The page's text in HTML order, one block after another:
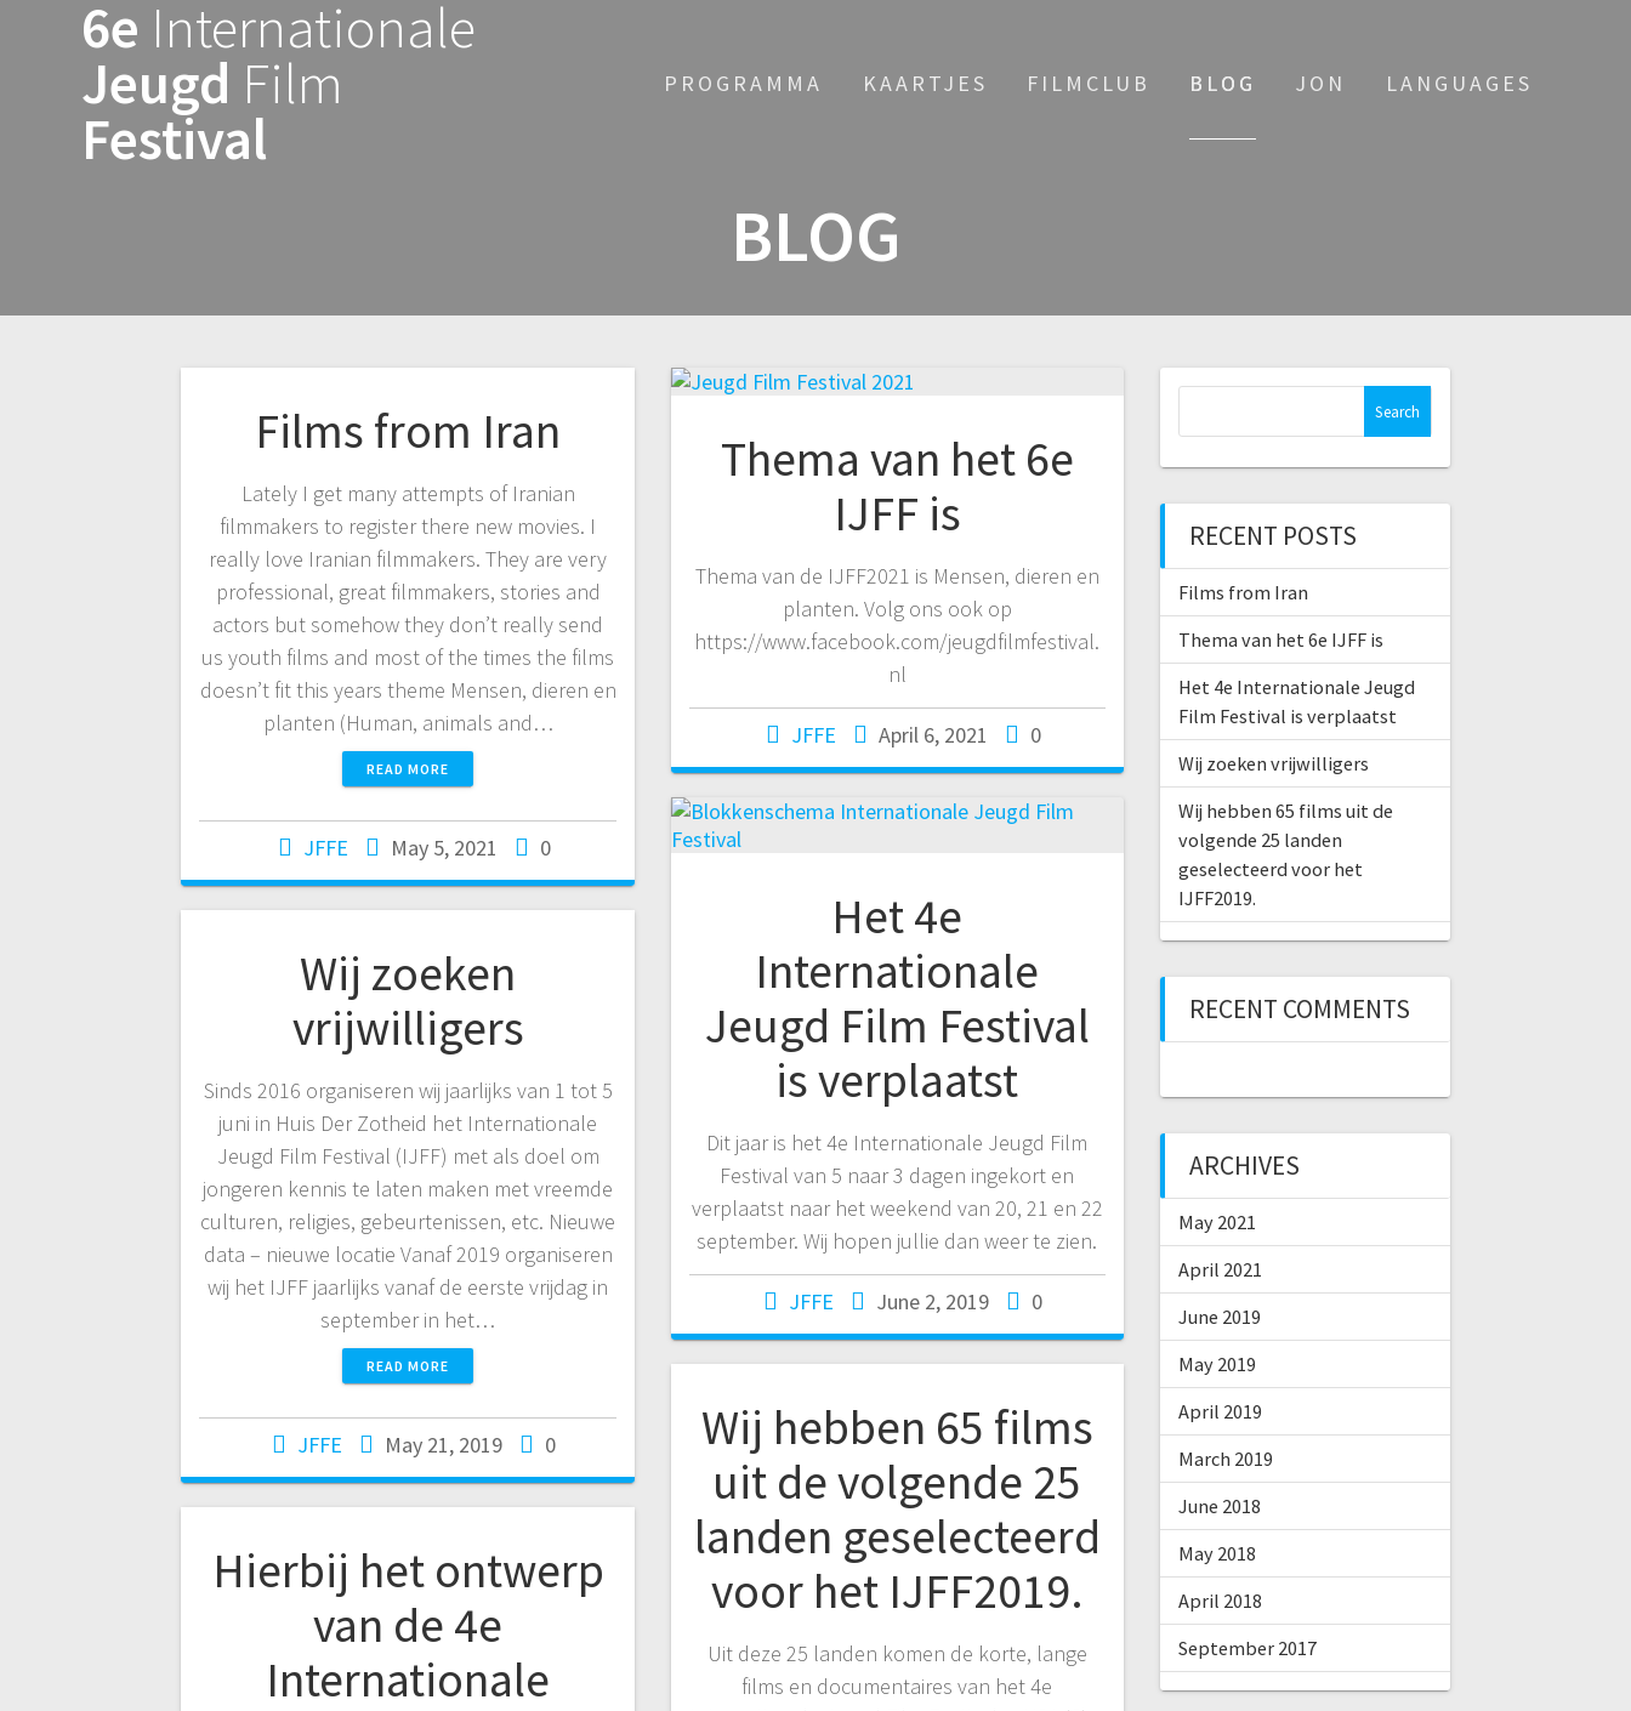
6e Internationale
Jeugd Film
Festival
PROGRAMMA KAARTJES FILMCLUB BLOG JON LANGUAGES
BLOG
Films from Iran
Lately I get many attempts of Iranian
filmmakers to register there new movies. I
really love Iranian filmmakers. They are very
professional, great filmmakers, stories and
actors but somehow they don’t really send
us youth films and most of the times the films
doesn’t fit this years theme Mensen, dieren en
planten (Human, animals and…
READ MORE
JFFE May 5, 2021 0
Thema van het 6e
IJFF is
Thema van de IJFF2021 is Mensen, dieren en
planten. Volg ons ook op
https://www.facebook.com/jeugdfilmfestival.
nl
JFFE April 6, 2021 0
Het 4e
Internationale
Jeugd Film Festival
is verplaatst
Dit jaar is het 4e Internationale Jeugd Film
Festival van 5 naar 3 dagen ingekort en
verplaatst naar het weekend van 20, 21 en 22
september. Wij hopen jullie dan weer te zien.
JFFE June 2, 2019 0
Wij zoeken
vrijwilligers
Sinds 2016 organiseren wij jaarlijks van 1 tot 5
juni in Huis Der Zotheid het Internationale
Jeugd Film Festival (IJFF) met als doel om
jongeren kennis te laten maken met vreemde
culturen, religies, gebeurtenissen, etc. Nieuwe
data – nieuwe locatie Vanaf 2019 organiseren
wij het IJFF jaarlijks vanaf de eerste vrijdag in
september in het…
READ MORE
JFFE May 21, 2019 0
Wij hebben 65 films
uit de volgende 25
landen geselecteerd
voor het IJFF2019.
Uit deze 25 landen komen de korte, lange
films en documentaires van het 4e
Hierbij het ontwerp
van de 4e
Internationale
RECENT POSTS
Films from Iran
Thema van het 6e IJFF is
Het 4e Internationale Jeugd
Film Festival is verplaatst
Wij zoeken vrijwilligers
Wij hebben 65 films uit de
volgende 25 landen
geselecteerd voor het
IJFF2019.
RECENT COMMENTS
ARCHIVES
May 2021
April 2021
June 2019
May 2019
April 2019
March 2019
June 2018
May 2018
April 2018
September 2017